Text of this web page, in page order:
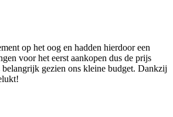
op het oog en hadden hierdoor een
voor het eerst aankopen dus de prijs
belangrijk gezien ons kleine budget. Dankzij